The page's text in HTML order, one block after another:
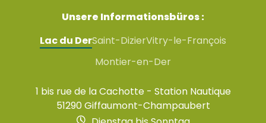
Unsere Informationsbüros :
Lac du DerSaint-DizierVitry-le-François
Montier-en-Der
1 bis rue de la Cachotte - Station Nautique
51290 Giffaumont-Champaubert